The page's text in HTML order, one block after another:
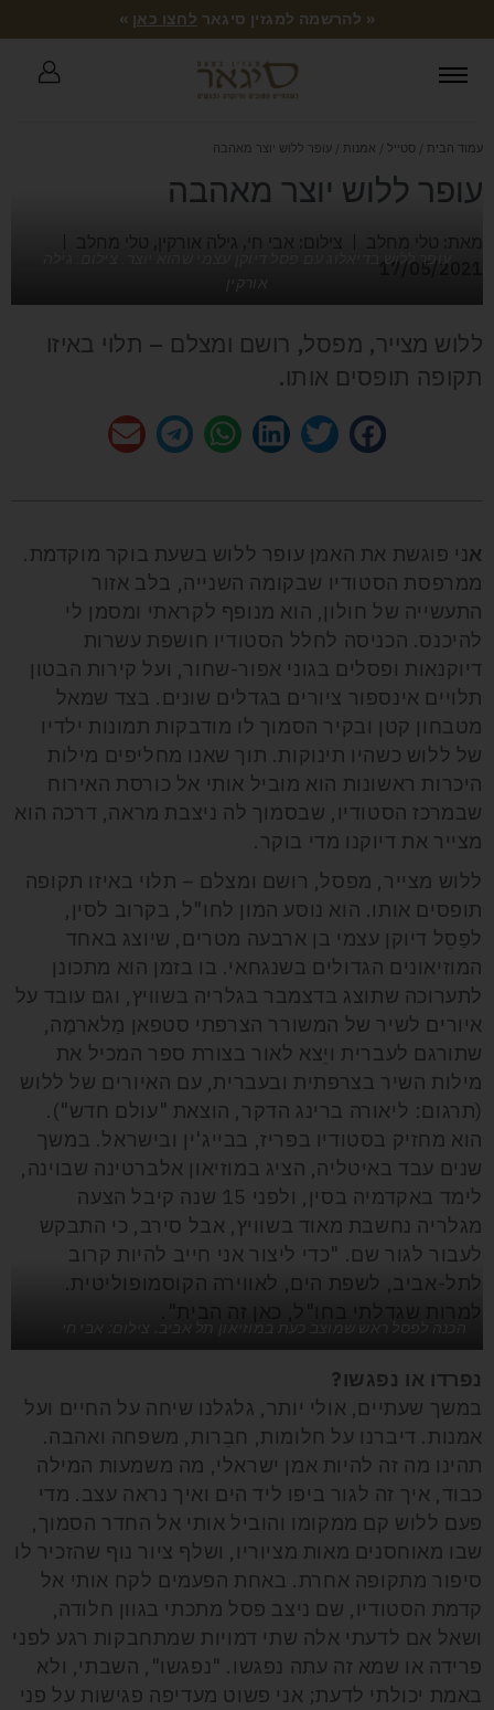
« להרשמה למגזין סיגאר לחצו כאן »
עמוד הבית / סטייל / אמנות / עופר ללוש יוצר מאהבה
עופר ללוש יוצר מאהבה
מאת: טלי מחלב
צילום: אבי חי, גילה אורקין, טלי מחלב
17/05/2021
עופר ללוש בדיאלוג עם פסל דיוקן עצמי שהוא יוצר. צילום: גילה
ללוש מצייר, מפסל, רושם ומצלם – תלוי באיזו
תקופה תופסים אותו.
אני פוגשת את האמן עופר ללוש בשעת בוקר מוקדמת.
ממרפסת הסטודיו שבקומה השנייה, בלב אזור
התעשייה של חולון, הוא מנופף לקראתי ומסמן לי
להיכנס. הכניסה לחלל הסטודיו חושפת עשרות
דיוקנאות ופסלים בגוני אפור-שחור, ועל קירות הבטון
תלויים אינספור ציורים בגדלים שונים. בצד שמאל
מטבחון קטן ובקיר הסמוך לו מודבקות תמונות ילדיו
של ללוש כשהיו תינוקות. תוך שאנו מחליפים מילות
היכרות ראשונות הוא מוביל אותי אל כורסת האירוח
שבמרכז הסטודיו, שבסמוך לה ניצבת מראה, דרכה הוא
מצייר את דיוקנו מדי בוקר.
ללוש מצייר, מפסל, רושם ומצלם – תלוי באיזו תקופה
תופסים אותו. הוא נוסע המון לחו"ל, בקרוב לסין,
לפַסֵל דיוקן עצמי בן ארבעה מטרים, שיוצג באחד
המוזיאונים הגדולים בשנגחאי. בו בזמן הוא מתכונן
לתערוכה שתוצג בדצמבר בגלריה בשוויץ, וגם עובד על
איורים לשיר של המשורר הצרפתי סטפאן מַלארמֶה,
שתורגם לעברית ויֵצא לאור בצורת ספר המכיל את
מילות השיר בצרפתית ובעברית, עם האיורים של ללוש
(תרגום: ליאורה ברינג הדקר, הוצאת "עולם חדש").
הוא מחזיק בסטודיו בפריז, בבייג'ין ובישראל. במשך
שנים עבד באיטליה, הציג במוזיאון אלברטינה שבוינה,
לימד באקדמיה בסין, ולפני 15 שנה קיבל הצעה
מגלריה נחשבת מאוד בשוויץ, אבל סירב, כי התבקש
לעבור לגור שם. "כדי ליצור אני חייב להיות קרוב
לתל-אביב, לשפת הים, לאווירה הקוסמופוליטית.
הכנה לפסל ראש שמוצב כעת במוזיאון תל אביב. צילום: אבי חי
נפרדו או נפגשו?
במשך שעתיים, אולי יותר, גלגלנו שיחה על החיים ועל
אמנות. דיברנו על חלומות, חבֵרות, משפחה ואהבה.
תהינו מה זה להיות אמן ישראלי, מה משמעות המילה
כבוד, איך זה לגור ביפו ליד הים ואיך נראה עצב. מדי
פעם ללוש קם ממקומו והוביל אותי אל החדר הסמוך,
שבו מאוחסנים מאות מציוריו, ושלף ציור נוף שהזכיר לו
סיפור מתקופה אחרת. באחת הפעמים לקח אותי אל
קדמת הסטודיו, שם ניצב פסל מתכתי בגוון חלודה,
ושאל אם לדעתי אלה שתי דמויות שמתחבקות רגע לפני
פרידה או שמא זה עתה נפגשו. "נפגשו", השבתי, ולא
באמת יכולתי לדעת; אני פשוט מעדיפה פגישות על פני